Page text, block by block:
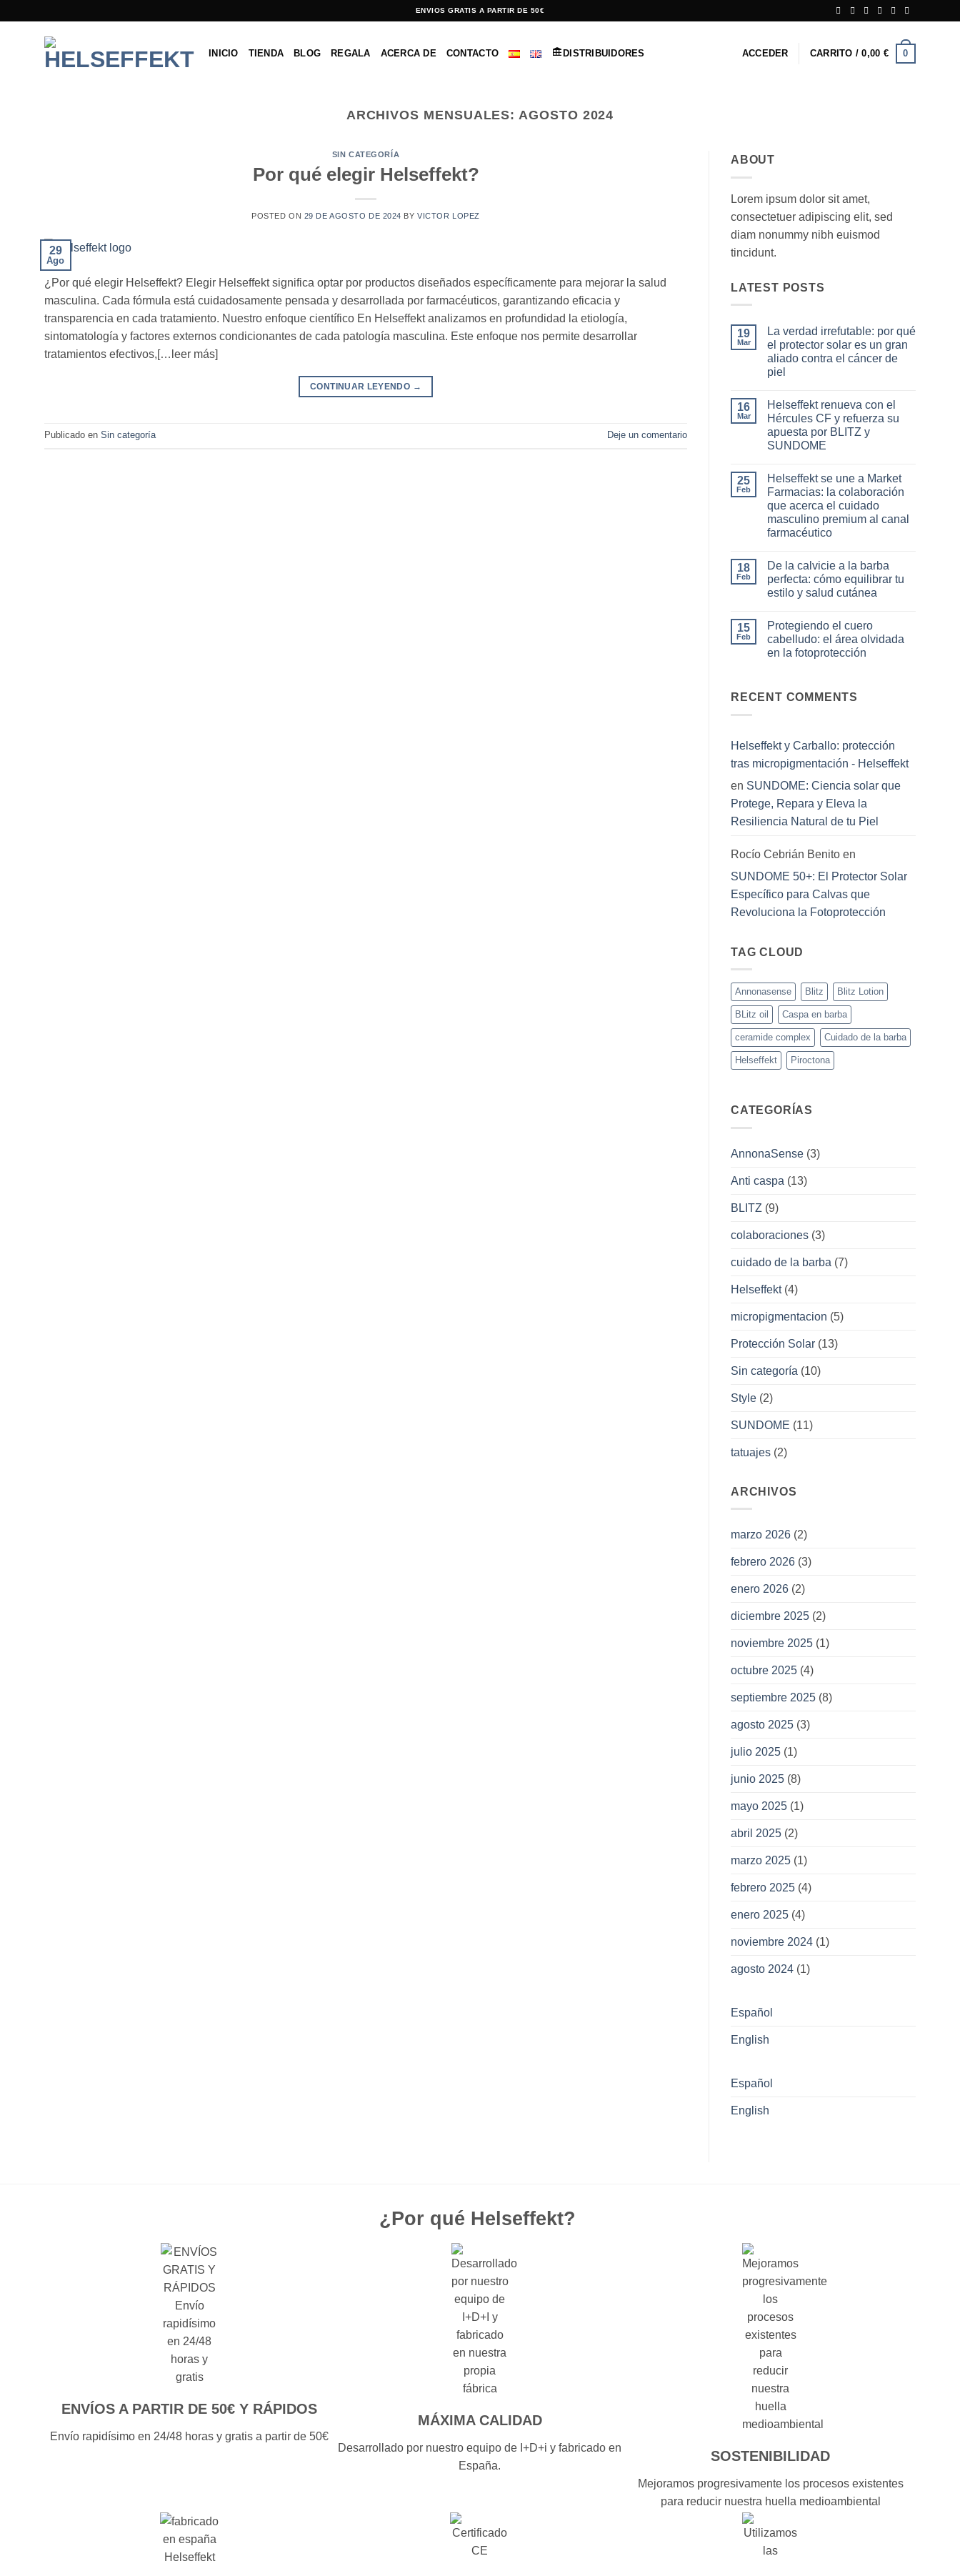
contenido
ENVIOS GRATIS A PARTIR DE 50€
INICIO TIENDA BLOG REGALA ACERCA DE CONTACTO DISTRIBUIDORES ACCEDER CARRITO /0,00 € 0
ARCHIVOS MENSUALES: AGOSTO 2024
SIN CATEGORÍA
Por qué elegir Helseffekt?
POSTED ON 29 DE AGOSTO DE 2024 BYVICTOR LOPEZ
29
Ago
¿Por qué elegir Helseffekt? Elegir Helseffekt significa optar por productos diseñados específicamente para mejorar la salud
masculina. Cada fórmula está cuidadosamente pensada y desarrollada por farmacéuticos, garantizando eficacia y
transparencia en cada tratamiento. Nuestro enfoque científico En Helseffekt analizamos en profundidad la etiología,
sintomatología y factores externos condicionantes de cada patología masculina. Este enfoque nos permite desarrollar
tratamientos efectivos,[…leer más]
CONTINUAR LEYENDO →
Publicado en Sin categoría Deje un comentario
ABOUT
Lorem ipsum dolor sit amet,
consectetuer adipiscing elit, sed
diam nonummy nibh euismod
tincidunt.
LATEST POSTS
19
Mar
La verdad irrefutable: por qué
el protector solar es un gran
aliado contra el cáncer de
piel
comentarios
en
La
verdad
irrefutable:
por
protector
solar
es
un
gran
aliado
contra
de
piel
16
Mar
Helseffekt renueva con el
Hércules CF y refuerza su
apuesta por BLITZ y
SUNDOME
comentarios
en
Helseffekt
renueva
con
el
Hércules
refuerza
su
apuesta
por
BLITZ
25
Feb
Helseffekt se une a Market
Farmacias: la colaboración
que acerca el cuidado
masculino premium al canal
farmacéutico
comentarios
Helseffekt
se
Market
Farmacias:
la
colaboración
que
masculino
18
Feb
De la calvicie a la barba
perfecta: cómo equilibrar tu
estilo y salud cutánea
comentarios
De
la
perfecta:
y
cutánea
15
Feb
Protegiendo el cuero
cabelludo: el área olvidada
en la fotoprotección
en
el
área
olvidada
en
fotoprotección
RECENT COMMENTS
Helseffekt y Carballo: protección
tras micropigmentación - Helseffekt
en SUNDOME: Ciencia solar que
Protege, Repara y Eleva la
Resiliencia Natural de tu Piel
Rocío Cebrián Benito en
SUNDOME 50+: El Protector Solar
Específico para Calvas que
Revoluciona la Fotoprotección
TAG CLOUD
Annonasense Blitz Blitz Lotion
BLitz oil Caspa en barba
ceramide complex Cuidado de la barba
Helseffekt Piroctona
CATEGORÍAS
AnnonaSense (3)
Anti caspa (13)
BLITZ (9)
colaboraciones (3)
cuidado de la barba (7)
Helseffekt(4)
micropigmentacion (5)
Protección Solar (13)
Sin categoría (10)
Style (2)
SUNDOME (11)
tatuajes (2)
ARCHIVOS
marzo 2026 (2)
febrero 2026 (3)
enero 2026 (2)
diciembre 2025 (2)
noviembre 2025 (1)
octubre 2025 (4)
septiembre 2025 (8)
agosto 2025 (3)
julio 2025 (1)
junio 2025 (8)
mayo 2025 (1)
abril 2025 (2)
marzo 2025 (1)
febrero 2025 (4)
enero 2025 (4)
noviembre 2024 (1)
agosto 2024 (1)
Español
English
Español
English
¿Por qué Helseffekt?
ENVÍOS A PARTIR DE 50€ Y RÁPIDOS
Envío rapidísimo en 24/48 horas y gratis a partir de 50€
MÁXIMA CALIDAD
Desarrollado por nuestro equipo de I+D+i y fabricado en
España.
SOSTENIBILIDAD
Mejoramos progresivamente los procesos existentes
para reducir nuestra huella medioambiental